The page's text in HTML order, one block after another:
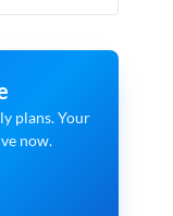
plans. Your
now.